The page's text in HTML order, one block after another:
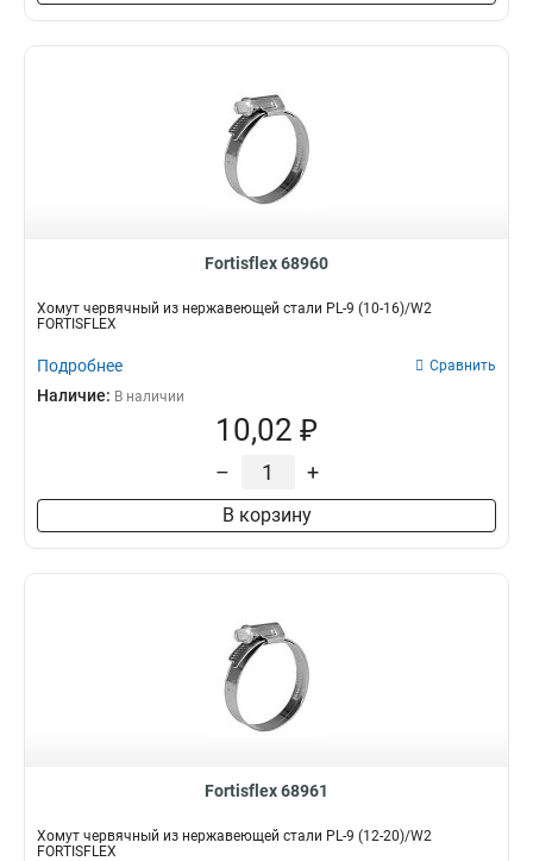
Fortisflex 68960
Хомут червячный из нержавеющей стали PL-9 (10-16)/W2
FORTISFLEX
Подробнее Сравнить
Наличие: В наличии
10,02 ₽
– +
В корзину
Fortisflex 68961
Хомут червячный из нержавеющей стали PL-9 (12-20)/W2
FORTISFLEX